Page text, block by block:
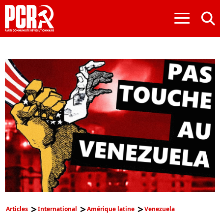
≡
Articles International Amérique latine Venezuela